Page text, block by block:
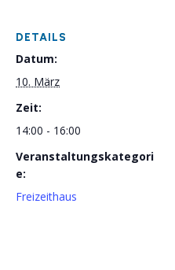
DETAILS
Datum:
10. März
Zeit:
14:00 - 16:00
Veranstaltungskategori
e:
Freizeithaus